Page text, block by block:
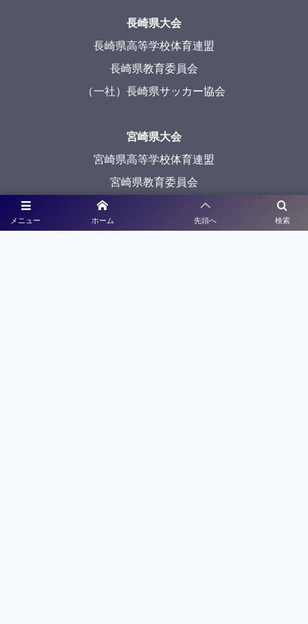
メニュー 検索
ホーム 先頭へ
長崎県大会
長崎県高等学校体育連盟
長崎県教育委員会
（一社）長崎県サッカー協会
宮崎県大会
宮崎県高等学校体育連盟
宮崎県教育委員会